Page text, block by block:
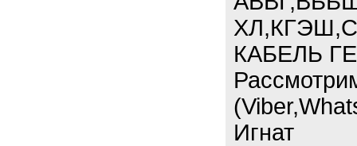
КАБЕЛЬ
Игнат